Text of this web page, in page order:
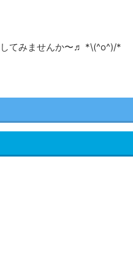
てみませんか〜♬ *\(^o^)/*